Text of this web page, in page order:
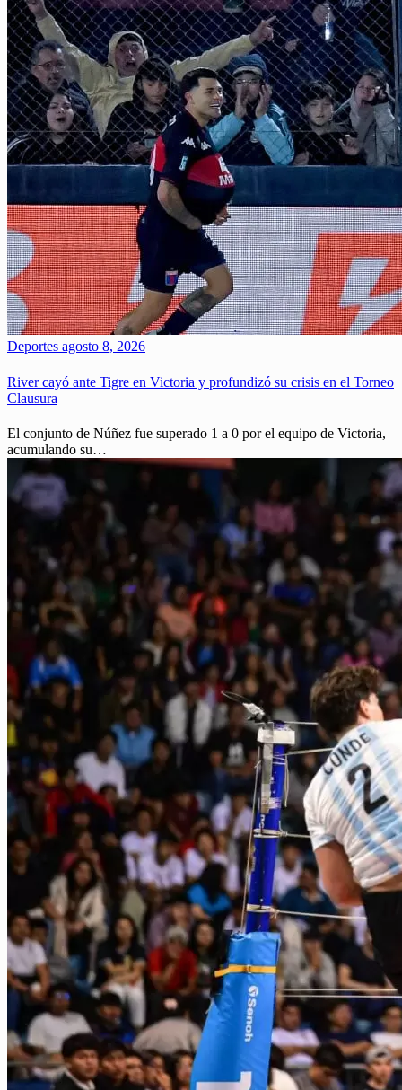
Deportes agosto 8, 2026
River cayó ante Tigre en Victoria y profundizó su crisis en el Torneo
Clausura
El conjunto de Núñez fue superado 1 a 0 por el equipo de Victoria,
acumulando su…